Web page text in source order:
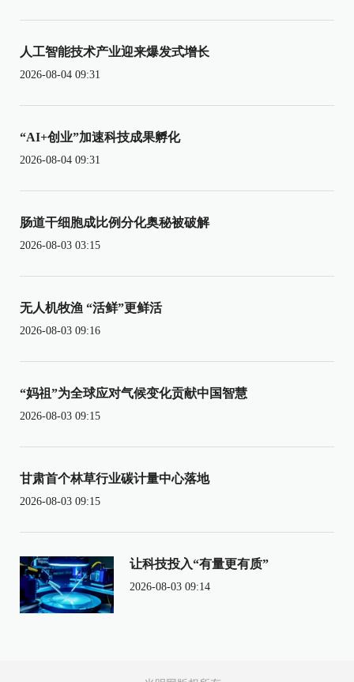
人工智能技术产业迎来爆发式增长
2026-08-04 09:31
“AI+创业”加速科技成果孵化
2026-08-04 09:31
肠道干细胞成比例分化奥秘被破解
2026-08-03 03:15
无人机牧渔 “活鲜”更鲜活
2026-08-03 09:16
“妈祖”为全球应对气候变化贡献中国智慧
2026-08-03 09:15
甘肃首个林草行业碳计量中心落地
2026-08-03 09:15
让科技投入“有量更有质”
2026-08-03 09:14